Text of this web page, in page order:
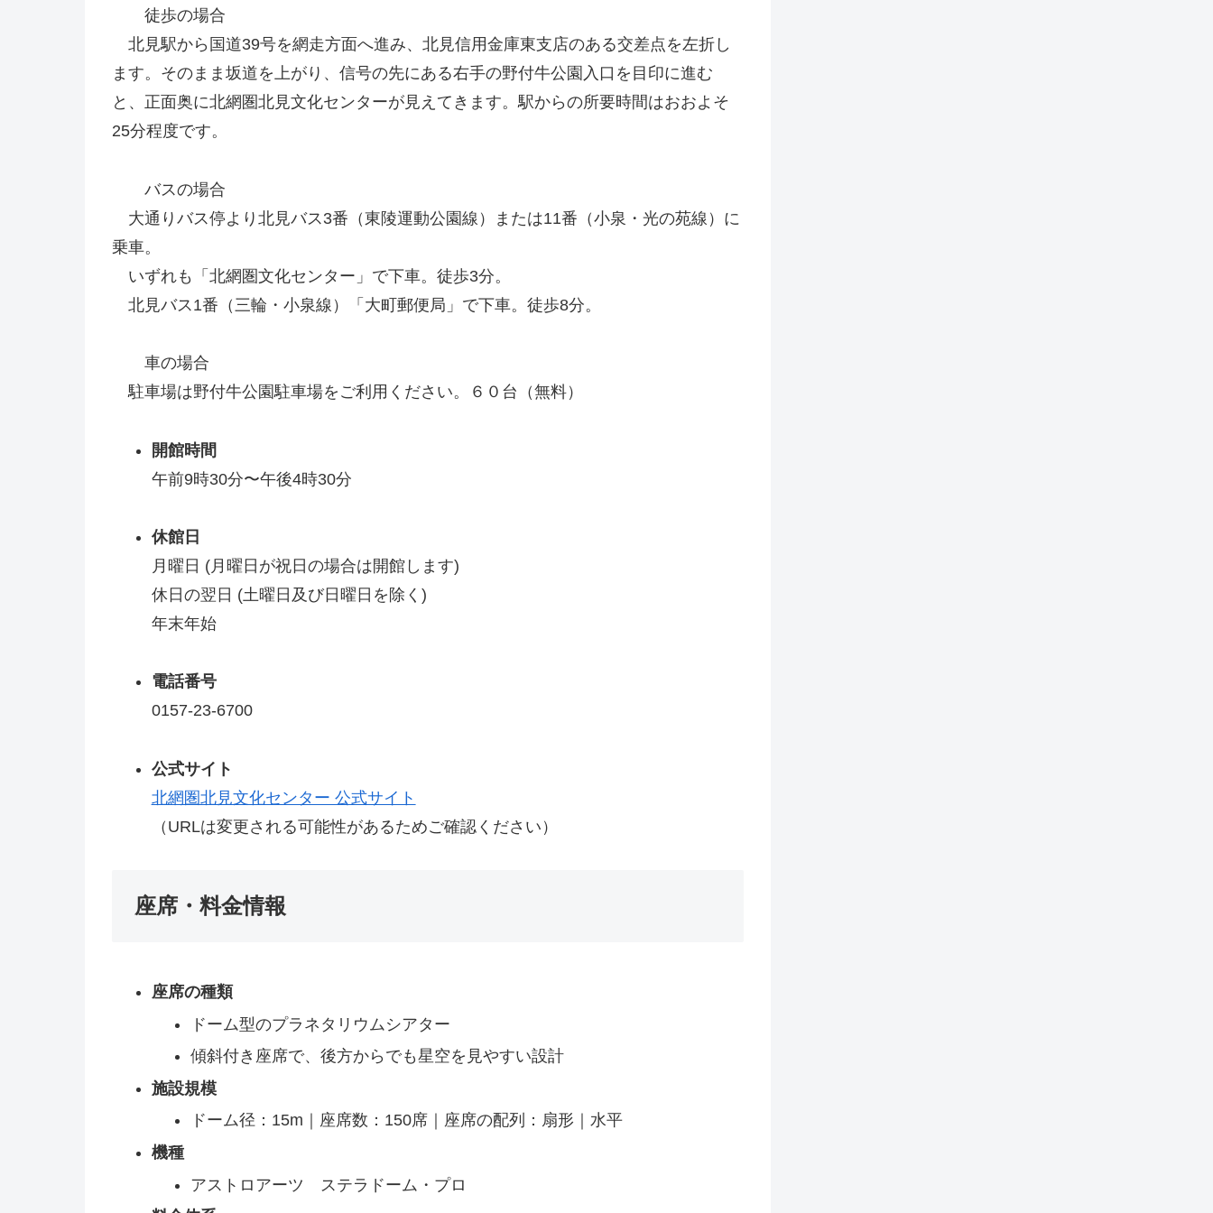
徒歩の場合
北見駅から国道39号を網走方面へ進み、北見信用金庫東支店のある交差点を左折し
ます。そのまま坂道を上がり、信号の先にある右手の野付牛公園入口を目印に進む
と、正面奥に北網圏北見文化センターが見えてきます。駅からの所要時間はおおよそ
25分程度です。
バスの場合
大通りバス停より北見バス3番（東陵運動公園線）または11番（小泉・光の苑線）に
乗車。
いずれも「北網圏文化センター」で下車。徒歩3分。
北見バス1番（三輪・小泉線）「大町郵便局」で下車。徒歩8分。
車の場合
駐車場は野付牛公園駐車場をご利用ください。６０台（無料）
開館時間
午前9時30分〜午後4時30分
休館日
月曜日 (月曜日が祝日の場合は開館します)
休日の翌日 (土曜日及び日曜日を除く)
年末年始
電話番号
0157-23-6700
公式サイト
北網圏北見文化センター 公式サイト
（URLは変更される可能性があるためご確認ください）
座席・料金情報
座席の種類
ドーム型のプラネタリウムシアター
傾斜付き座席で、後方からでも星空を見やすい設計
施設規模
ドーム径：15m｜座席数：150席｜座席の配列：扇形｜水平
機種
アストロアーツ ステラドーム・プロ